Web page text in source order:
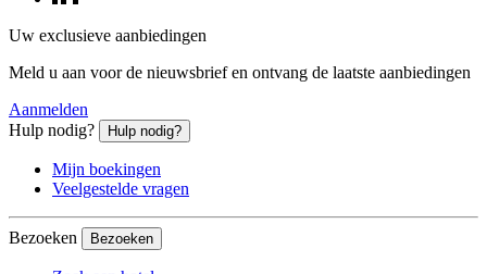
Uw exclusieve aanbiedingen
Meld u aan voor de nieuwsbrief en ontvang de laatste aanbiedingen
Aanmelden
Hulp nodig?
Hulp nodig?
Mijn boekingen
Veelgestelde vragen
Bezoeken Bezoeken